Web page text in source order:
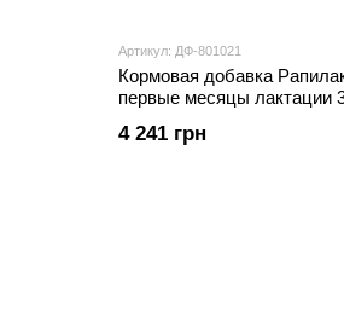
Артикул: ДФ-801021
Кормовая добавка
первые месяцы лактации
4 241 грн